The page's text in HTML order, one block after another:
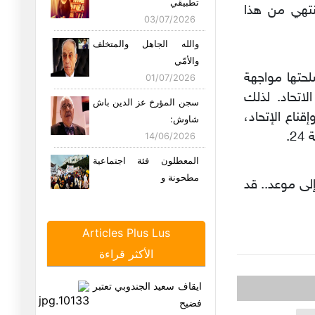
تطبيقي
03/07/2026
والله الجاهل والمتخلف
والأمّي
01/07/2026
سجن المؤرخ عز الدين باش
شاوش:
14/06/2026
المعطلون فئة اجتماعية
مطحونة و
بعد حادثة الفيديو الذي
05/06/2026
22/05/2026
Articles Plus Lus
الأكثر قراءة
ايقاف سعيد الجندوبي تعتبر
فضيح
من هذا
مواجهة
لذلك
الإتحاد،
موعد.. قد